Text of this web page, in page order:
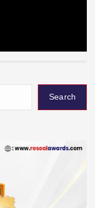
Search